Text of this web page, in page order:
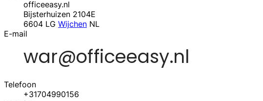
officeeasy.nl
Bijsterhuizen 2104E
6604 LG Wijchen NL
E-mail
Telefoon
+31704990156